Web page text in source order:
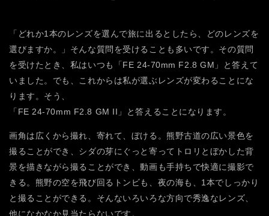
「どれか1本のレンズを選んで旅に出るとしたら、どのレンズを
選びますか。」そんな質問を受けることも多いです。その質問
を受けたとき、私はいつも「FE 24-70mm F2.8 GM」と答えて
いました。でも、これからは私が選ぶレンズが変わることにな
ります。そう、
「FE 24-70mm F2.8 GM II」と答えることになります。
画角は広くから撮れ、寄れて、ぼける。熊野古道の広い景色を
撮ることができ、シダの芽にぐっと寄ってトロリとぼかした背
景を描きながら撮ることができ、動画も手持ちで快適に撮影で
きる。熊野の空を飛び回るトンビも、夜の海も、1本でしっかり
と撮ることができる。そんないろいろな方向で秀逸なレンズ、
他になかなか見当たらないです。